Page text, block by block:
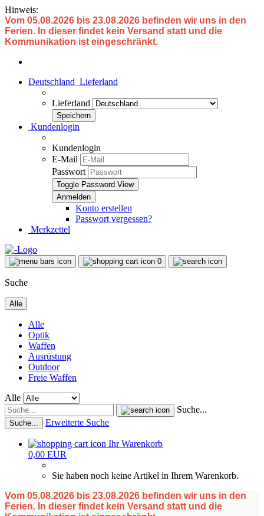
Hinweis:
Vom 05.08.2026 bis 23.08.2026 befinden wir uns in den
Ferien. In dieser findet kein Versand statt und die
Kommunikation ist eingeschränkt.
Deutschland Lieferland
Lieferland
Kundenlogin
Kundenlogin
E-Mail
Passwort
Toggle Password View
Konto erstellen
Passwort vergessen?
Merkzettel
0
Suche
Alle
Alle
Optik
Waffen
Ausrüstung
Outdoor
Freie Waffen
Alle
Suche...
Suche... Erweiterte Suche
Ihr Warenkorb
0,00 EUR
Sie haben noch keine Artikel in Ihrem Warenkorb.
Vom 05.08.2026 bis 23.08.2026 befinden wir uns in den
Ferien. In dieser findet kein Versand statt und die